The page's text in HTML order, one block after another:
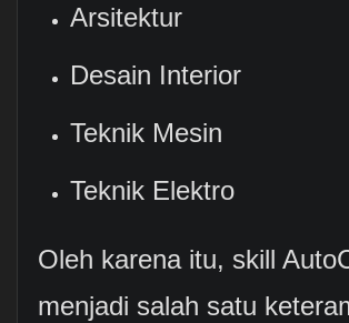
Arsitektur
Desain Interior
Teknik Mesin
Teknik Elektro
Oleh karena itu, skill
menjadi salah satu